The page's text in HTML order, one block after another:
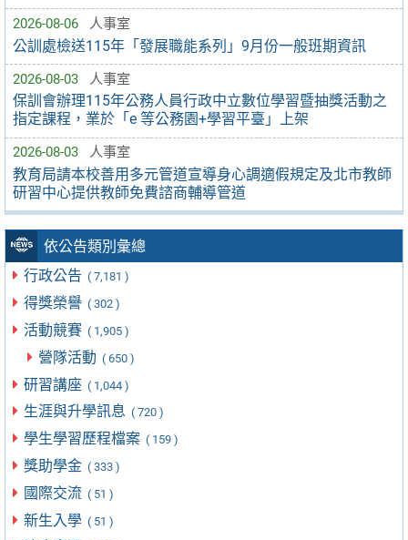
2026-08-06 人事室
公訓處檢送115年「發展職能系列」9月份一般班期資訊
2026-08-03 人事室
保訓會辦理115年公務人員行政中立數位學習暨抽獎活動之
指定課程，業於「e 等公務園+學習平臺」上架
2026-08-03 人事室
教育局請本校善用多元管道宣導身心調適假規定及北市教師
研習中心提供教師免費諮商輔導管道
依公告類別彙總
行政公告 ( 7,181 )
得獎榮譽 ( 302 )
活動競賽 ( 1,905 )
營隊活動 ( 650 )
研習講座 ( 1,044 )
生涯與升學訊息 ( 720 )
學生學習歷程檔案 ( 159 )
獎助學金 ( 333 )
國際交流 ( 51 )
新生入學 ( 51 )